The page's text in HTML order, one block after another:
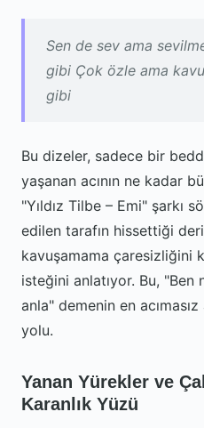
Sen de sev ama
gibi Çok özle ama
gibi
Bu dizeler, sadece bir
yaşanan acının ne kadar
"Yıldız Tilbe – Emi" şarkı
edilen tarafın hissettiği
kavuşamama çaresizliğini
isteğini anlatıyor. Bu,
anla" demenin en
yolu.
Yanan Yürekler ve
Karanlık Yüzü